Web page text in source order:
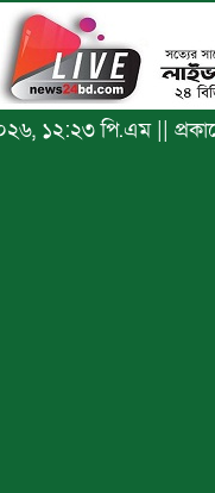
১২:২৩ পি.এম ||